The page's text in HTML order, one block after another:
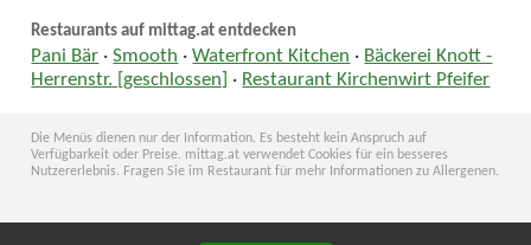
Restaurants auf mittag.at entdecken
Pani Bär ·Smooth ·Waterfront Kitchen · Bäckerei Knott -
Herrenstr. [geschlossen]
· Restaurant Kirchenwirt Pfeifer
Die Menüs dienen nur der Information. Es besteht kein Anspruch auf
Verfügbarkeit oder Preise. mittag.at verwendet Cookies für ein besseres
Nutzererlebnis. Fragen Sie im Restaurant für mehr Informationen zu Allergenen.